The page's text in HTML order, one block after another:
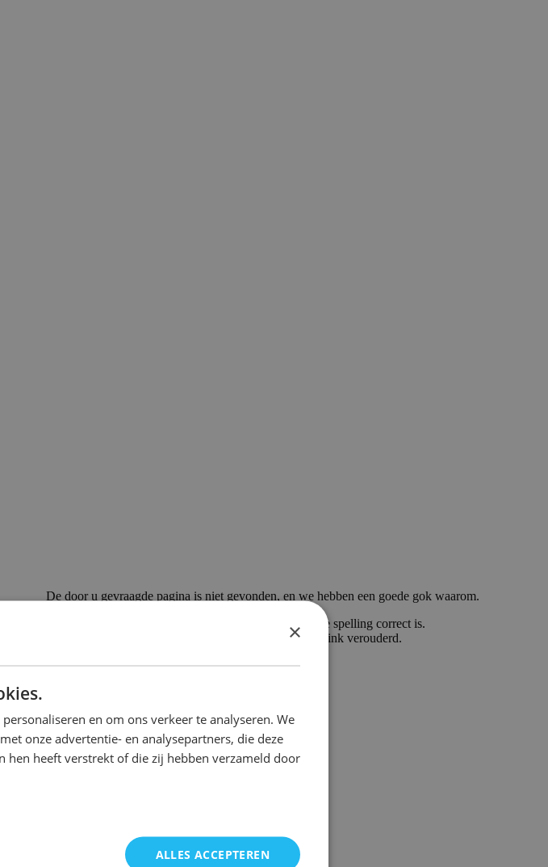
De door u gevraagde pagina is niet gevonden, en we hebben een goede gok waarom.
Als u de URL direct heeft ingetypt, controleer dan of de spelling correct is.
Als u op een link heeft geklikt om hier te komen, is de link verouderd.
×
en om ons verkeer te analyseren. We
onze advertentie- en analysepartners, die deze
heeft verstrekt of die zij hebben verzameld door
ALLES ACCEPTEREN